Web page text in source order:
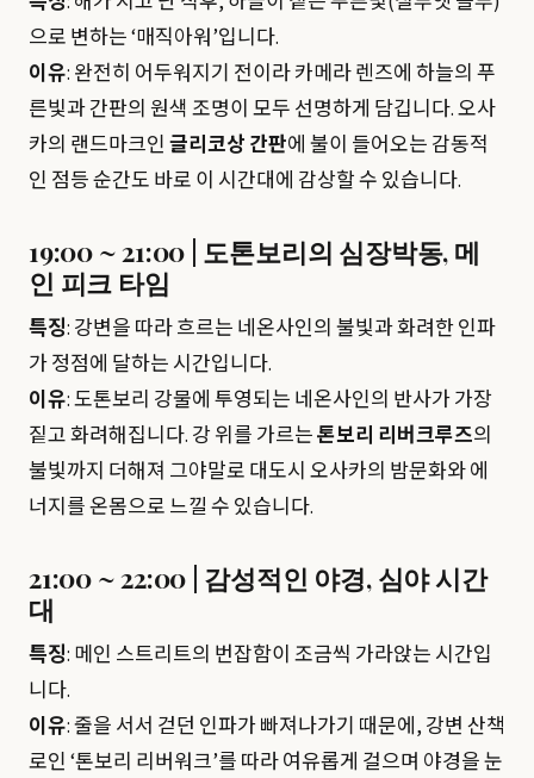
으로 변하는 ‘매직아워’입니다.
이유: 완전히 어두워지기 전이라 카메라 렌즈에 하늘의 푸
른빛과 간판의 원색 조명이 모두 선명하게 담깁니다. 오사
카의 랜드마크인 글리코상 간판에 불이 들어오는 감동적
인 점등 순간도 바로 이 시간대에 감상할 수 있습니다.
19:00 ~ 21:00 | 도톤보리의 심장박동, 메
인 피크 타임
특징: 강변을 따라 흐르는 네온사인의 불빛과 화려한 인파
가 정점에 달하는 시간입니다.
이유: 도톤보리 강물에 투영되는 네온사인의 반사가 가장
짙고 화려해집니다. 강 위를 가르는톤보리 리버크루즈의
불빛까지 더해져 그야말로 대도시 오사카의 밤문화와 에
너지를 온몸으로 느낄 수 있습니다.
21:00 ~ 22:00 | 감성적인 야경, 심야 시간
대
특징: 메인 스트리트의 번잡함이 조금씩 가라앉는 시간입
니다.
이유: 줄을 서서 걷던 인파가 빠져나가기 때문에, 강변 산책
로인 ‘톤보리 리버워크’를 따라 여유롭게 걸으며 야경을 눈